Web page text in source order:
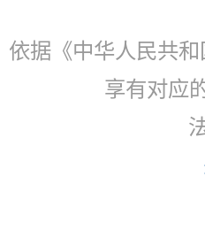
依据《中华人民共
享有对应